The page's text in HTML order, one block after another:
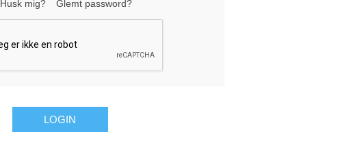
Husk mig? Glemt password?